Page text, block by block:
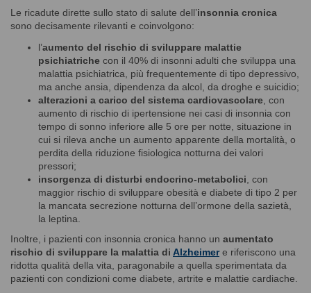
Le ricadute dirette sullo stato di salute dell’insonnia cronica
sono decisamente rilevanti e coinvolgono:
l’aumento del rischio di sviluppare malattie
psichiatriche con il 40% di insonni adulti che sviluppa una
malattia psichiatrica, più frequentemente di tipo depressivo,
ma anche ansia, dipendenza da alcol, da droghe e suicidio;
alterazioni a carico del sistema cardiovascolare , con
aumento di rischio di ipertensione nei casi di insonnia con
tempo di sonno inferiore alle 5 ore per notte, situazione in
cui si rileva anche un aumento apparente della mortalità, o
perdita della riduzione fisiologica notturna dei valori
pressori;
insorgenza di disturbi endocrino-metabolici , con
maggior rischio di sviluppare obesità e diabete di tipo 2 per
la mancata secrezione notturna dell’ormone della sazietà,
la leptina.
Inoltre, i pazienti con insonnia cronica hanno un aumentato
rischio di sviluppare la malattia di Alzheimere riferiscono una
ridotta qualità della vita, paragonabile a quella sperimentata da
pazienti con condizioni come diabete, artrite e malattie cardiache.